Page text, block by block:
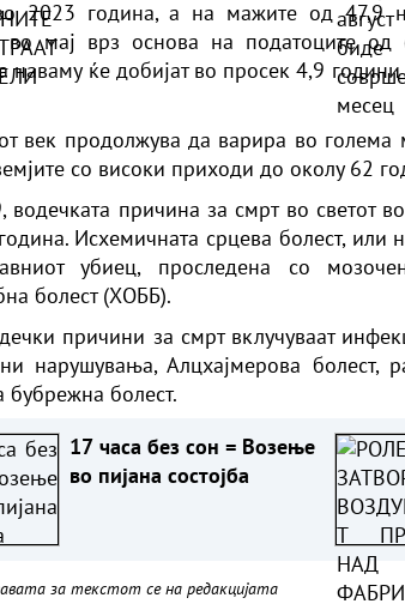
2023 година, а на мажите од 47,9
во мај врз основа на податоците од
наваму ќе добијат во просек 4,9
век продолжува да варира во
со високи приходи до околу 62
водечката причина за смрт во светот
Исхемичната срцева болест, или
убиец, проследена со
болест (ХОББ).
причини за смрт вклучуваат
нарушувања, Алцхајмерова болест,
бубрежна болест.
17 часа без сон = Возење
во пијана состојба
за текстот се на редакцијата